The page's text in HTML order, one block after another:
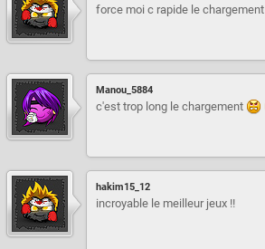
force moi c rapide le chargement
Manou_5884
c'est trop long le chargement
hakim15_12
incroyable le meilleur jeux !!